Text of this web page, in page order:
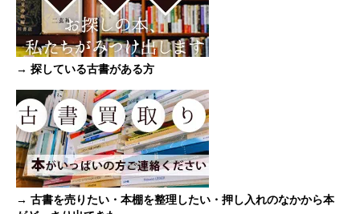
→ 探している古書がある方
→ 古書を売りたい・本棚を整理したい・押し入れのなかから本